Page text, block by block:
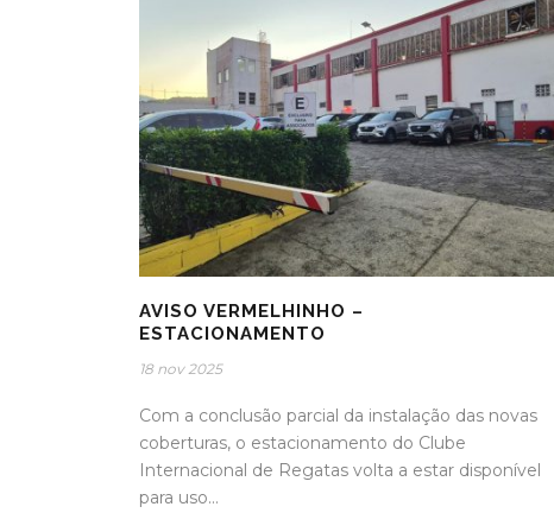
AVISO VERMELHINHO –
ESTACIONAMENTO
18 nov 2025
Com a conclusão parcial da instalação das novas
coberturas, o estacionamento do Clube
Internacional de Regatas volta a estar disponível
para uso...